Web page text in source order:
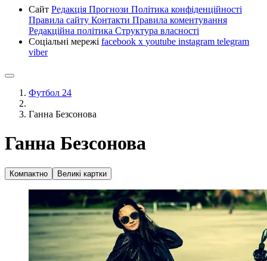
Сайт Редакція Прогнози Політика конфіденційності
Правила сайту Контакти Правила коментування
Редакційна політика Структура власності
Соціальні мережі facebook x youtube instagram telegram
viber
Футбол 24
Ганна Безсонова
Ганна Безсонова
Компактно Великі картки